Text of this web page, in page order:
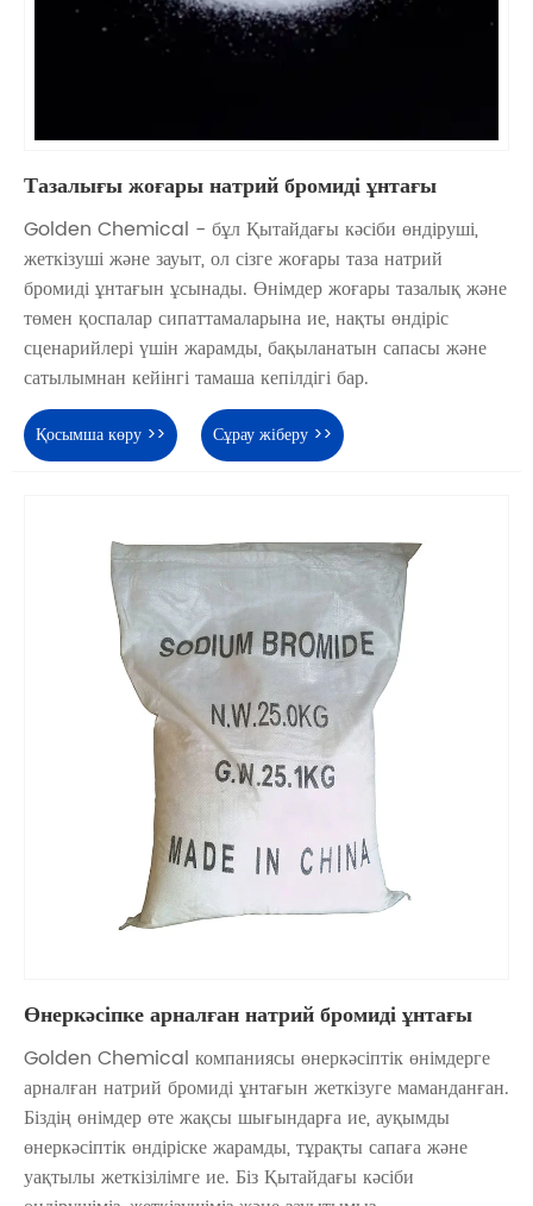
Тазалығы жоғары натрий бромиді ұнтағы
Golden Chemical - бұл Қытайдағы кәсіби өндіруші,
жеткізуші және зауыт, ол сізге жоғары таза натрий
бромиді ұнтағын ұсынады. Өнімдер жоғары тазалық және
төмен қоспалар сипаттамаларына ие, нақты өндіріс
сценарийлері үшін жарамды, бақыланатын сапасы және
сатылымнан кейінгі тамаша кепілдігі бар.
Қосымша көру >> Сұрау жіберу >>
Өнеркәсіпке арналған натрий бромиді ұнтағы
Golden Chemical компаниясы өнеркәсіптік өнімдерге
арналған натрий бромиді ұнтағын жеткізуге маманданған.
Біздің өнімдер өте жақсы шығындарға ие, ауқымды
өнеркәсіптік өндіріске жарамды, тұрақты сапаға және
уақтылы жеткізілімге ие. Біз Қытайдағы кәсіби